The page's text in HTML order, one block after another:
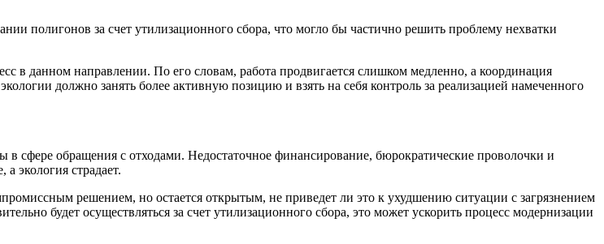
полигонов за счет утилизационного сбора, что могло бы частично решить проблему нехватки
в данном направлении. По его словам, работа продвигается слишком медленно, а координация
должно занять более активную позицию и взять на себя контроль за реализацией намеченного
обращения с отходами. Недостаточное финансирование, бюрократические проволочки и
экология страдает.
решением, но остается открытым, не приведет ли это к ухудшению ситуации с загрязнением
будет осуществляться за счет утилизационного сбора, это может ускорить процесс модернизации